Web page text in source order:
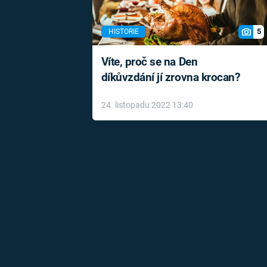
HISTORIE 5
Víte, proč se na Den
díkůvzdání jí zrovna krocan?
24. listopadu 2022 13:40